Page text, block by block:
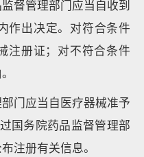
督管理部门应当自收到
作出决定。对符合条件
注册证；对不符合条件
门应当自医疗器械准予
国务院药品监督管理部
注册有关信息。